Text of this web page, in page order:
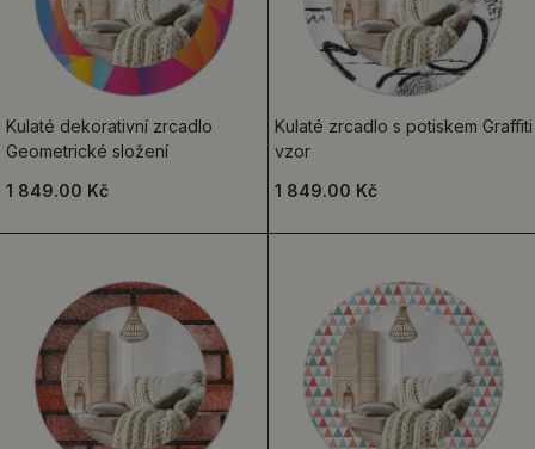
Kulaté dekorativní zrcadlo
Geometrické složení
1 849.00 Kč
Kulaté zrcadlo s potiskem Graffiti
vzor
1 849.00 Kč